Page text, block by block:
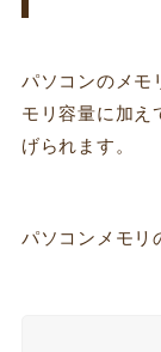
パソコンのメモ
モリ容量に加え
げられます。
パソコンメモリ